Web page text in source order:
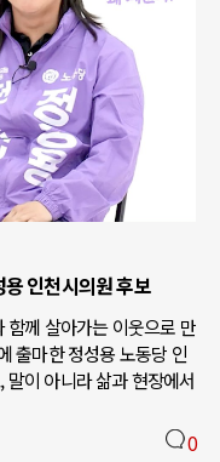
인천시의원 후보
함께 살아가는 이웃으로 만
출마한 정성용 노동당 인
이 아니라 삶과 현장에서
0